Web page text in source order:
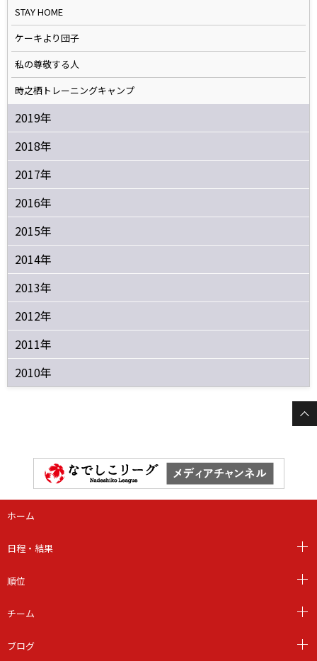
STAY HOME
ケーキより団子
私の尊敬する人
時之栖トレーニングキャンプ
2019年
2018年
2017年
2016年
2015年
2014年
2013年
2012年
2011年
2010年
ホーム
日程・結果
順位
チーム
ブログ